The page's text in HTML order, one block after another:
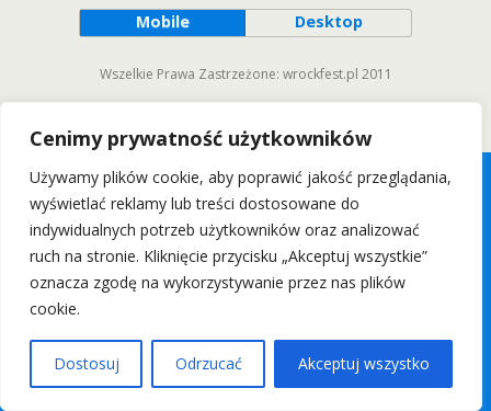
Cenimy prywatność użytkowników
Używamy plików cookie, aby poprawić jakość przeglądania,
wyświetlać reklamy lub treści dostosowane do
indywidualnych potrzeb użytkowników oraz analizować
ruch na stronie. Kliknięcie przycisku „Akceptuj wszystkie”
oznacza zgodę na wykorzystywanie przez nas plików
cookie.
Dostosuj Odrzucać Akceptuj wszystko
Mobile Desktop
Wszelkie Prawa Zastrzeżone: wrockfest.pl 2011